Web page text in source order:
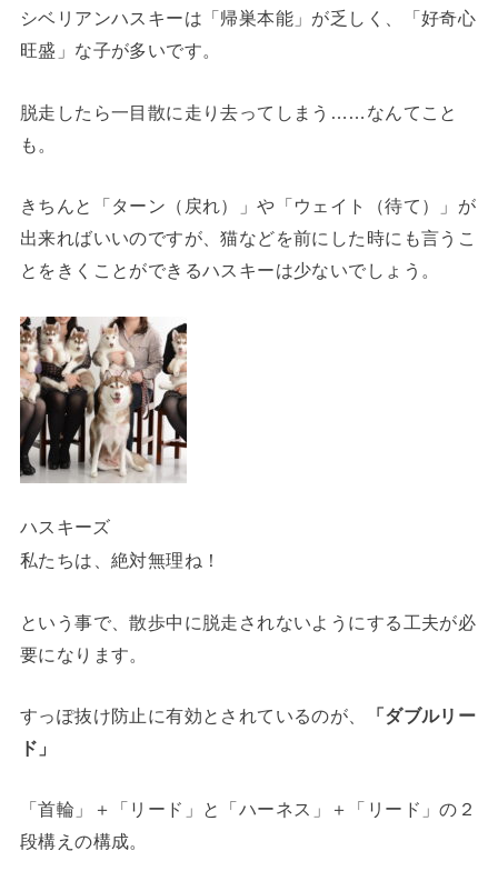
シベリアンハスキーは「帰巣本能」が乏しく、「好奇心
旺盛」な子が多いです。
脱走したら一目散に走り去ってしまう……なんてこと
も。
きちんと「ターン（戻れ）」や「ウェイト（待て）」が
出来ればいいのですが、猫などを前にした時にも言うこ
とをきくことができるハスキーは少ないでしょう。
ハスキーズ
私たちは、絶対無理ね！
という事で、散歩中に脱走されないようにする工夫が必
要になります。
すっぽ抜け防止に有効とされているのが、
「ダブルリー
ド」
「首輪」＋「リード」 と 「ハーネス」＋「リード」の２
段構えの構成。